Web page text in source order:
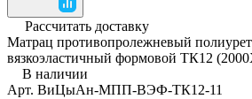
Рассчитать доставку
Матрац противопролежневый
вязкоэластичный формовой ТК12
В наличии
Арт. ВиЦыАн-МПП-ВЭФ-ТК12-11